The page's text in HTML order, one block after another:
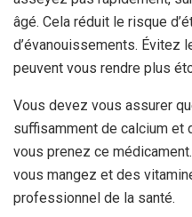
âgé. Cela réduit le risque
d’évanouissements.
peuvent vous rendre plus
Vous devez vous assurer
suffisamment de calcium et
vous prenez ce
vous mangez et des
professionnel de la santé.